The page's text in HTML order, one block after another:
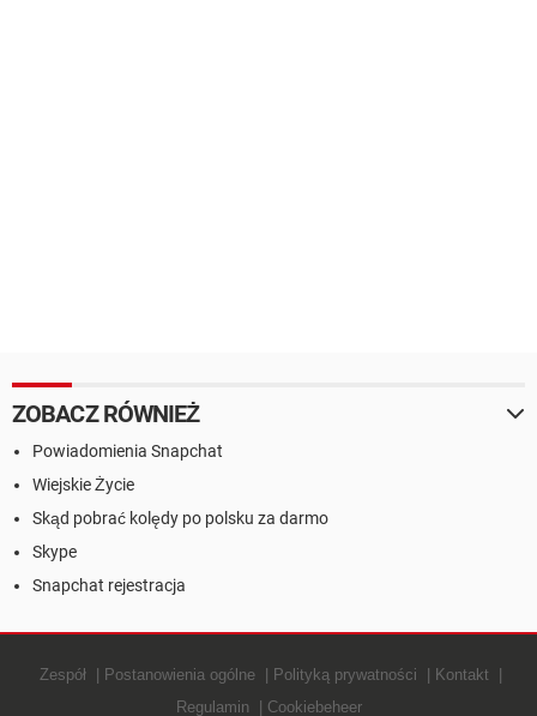
ZOBACZ RÓWNIEŻ
Powiadomienia Snapchat
Wiejskie Życie
Skąd pobrać kolędy po polsku za darmo
Skype
Snapchat rejestracja
Zespół Postanowienia ogólne Polityką prywatności
Kontakt
Regulamin
Cookiebeheer